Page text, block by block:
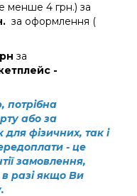
менше 4 грн.) за
за оформлення (
за
-
потрібна
або за
фізичних, так і
- це
замовлення,
в разі якщо Ви